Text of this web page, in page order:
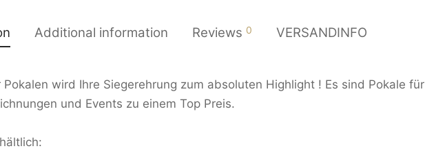
Additional information Reviews 0 VERSANDINFO
wird Ihre Siegerehrung zum absoluten Highlight ! Es sind Pokale für
und Events zu einem Top Preis.